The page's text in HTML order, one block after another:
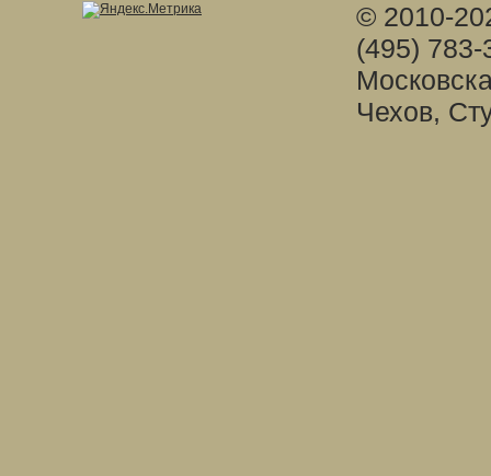
© 2010-
(495)
Чехов,